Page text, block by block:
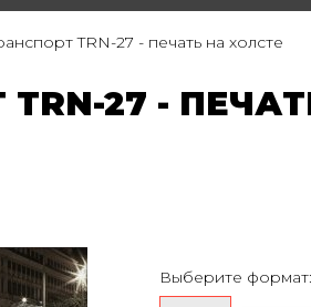
TRN-27 - печать на холсте
27 -
Выберите формат:
(093) 028-81-91
vip.com.ua
32 (3 этаж),